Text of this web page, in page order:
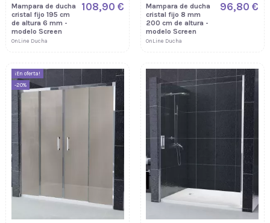
Mampara de ducha
cristal fijo 195 cm
de altura 6 mm -
modelo Screen
OnLine Ducha
108,90 €
Mampara de ducha
cristal fijo 8 mm
200 cm de altura -
modelo Screen
OnLine Ducha
96,80 €
¡En oferta!
-20%